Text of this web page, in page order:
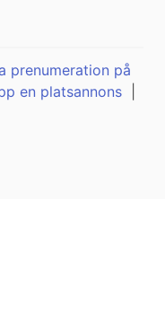
prenumeration på
en platsannons